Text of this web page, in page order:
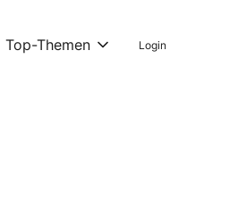
Top-Themen Login